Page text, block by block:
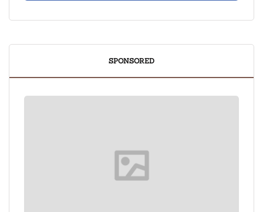
SPONSORED